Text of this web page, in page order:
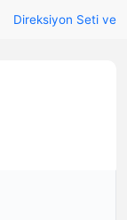
Direksiyon Seti ve